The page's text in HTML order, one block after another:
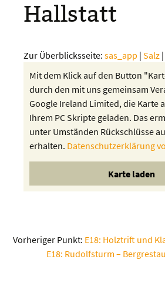
Hallstatt
Zur Überblicksseite: sas_app | Salz |
Mit dem Klick auf den Button
durch den mit uns gemeinsam
Google Ireland Limited, die Karte
Ihrem PC Skripte geladen. Das
unter Umständen Rückschlüsse
erhalten. Datenschutzerklärung
Vorheriger Punkt: E18: Holztrift und
E18: Rudolfsturm –